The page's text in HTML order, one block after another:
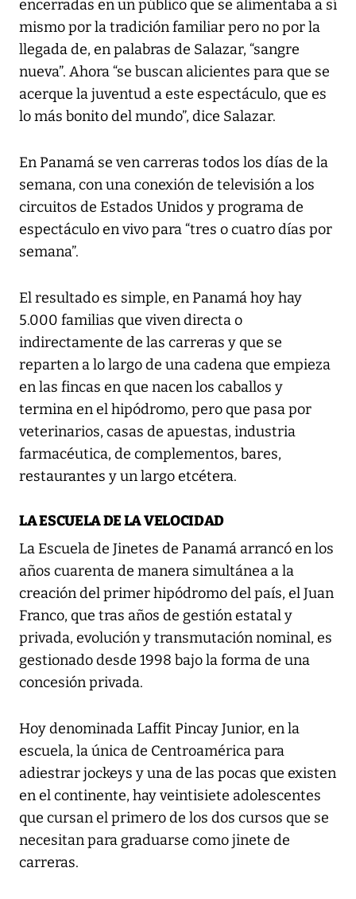
encerradas en un público que se alimentaba a sí
mismo por la tradición familiar pero no por la
llegada de, en palabras de Salazar, “sangre
nueva”. Ahora “se buscan alicientes para que se
acerque la juventud a este espectáculo, que es
lo más bonito del mundo”, dice Salazar.
En Panamá se ven carreras todos los días de la
semana, con una conexión de televisión a los
circuitos de Estados Unidos y programa de
espectáculo en vivo para “tres o cuatro días por
semana”.
El resultado es simple, en Panamá hoy hay
5.000 familias que viven directa o
indirectamente de las carreras y que se
reparten a lo largo de una cadena que empieza
en las fincas en que nacen los caballos y
termina en el hipódromo, pero que pasa por
veterinarios, casas de apuestas, industria
farmacéutica, de complementos, bares,
restaurantes y un largo etcétera.
LA ESCUELA DE LA VELOCIDAD
La Escuela de Jinetes de Panamá arrancó en los
años cuarenta de manera simultánea a la
creación del primer hipódromo del país, el Juan
Franco, que tras años de gestión estatal y
privada, evolución y transmutación nominal, es
gestionado desde 1998 bajo la forma de una
concesión privada.
Hoy denominada Laffit Pincay Junior, en la
escuela, la única de Centroamérica para
adiestrar jockeys y una de las pocas que existen
en el continente, hay veintisiete adolescentes
que cursan el primero de los dos cursos que se
necesitan para graduarse como jinete de
carreras.